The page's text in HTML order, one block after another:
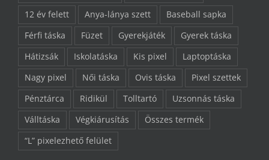
12 év felett
Anya-lánya szett
Baseball sapka
Férfi táska
Füzet Gyerekjáték
Gyerek táska
Hátizsák
Iskolatáska Kis pixel
Laptoptáska
Nagy pixel
Női táska Ovis táska
Pixel szettek
Pénztárca
Ridikül Tolltartó
Uzsonnás táska
Válltáska
Végkiárusítás
Összes termék
“L” pixelezhető felület